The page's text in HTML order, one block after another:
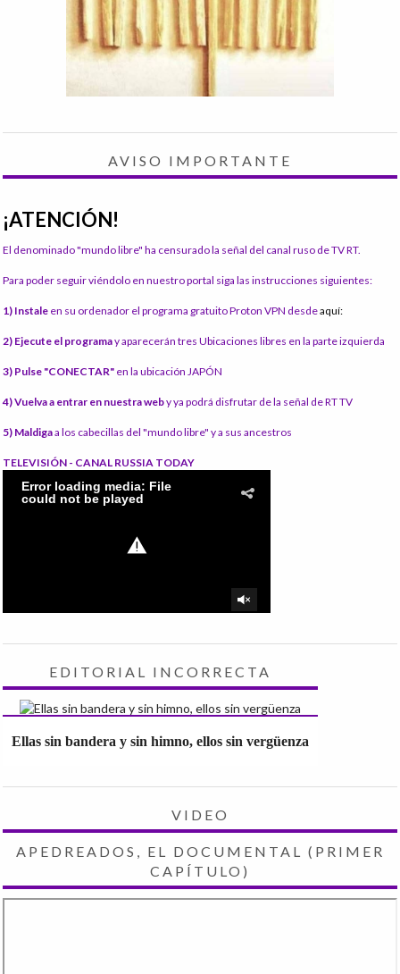
AVISO IMPORTANTE
¡ATENCIÓN!
El denominado "mundo libre" ha censurado la señal del canal ruso de TV RT.
Para poder seguir viéndolo en nuestro portal siga las instrucciones siguientes:
1) Instale en su ordenador el programa gratuito Proton VPN desdeaquí:
2) Ejecute el programay aparecerán tres Ubicaciones libres en la parte izquierda
3) Pulse "CONECTAR" en la ubicación JAPÓN
4) Vuelva a entrar en nuestra weby ya podrá disfrutar de la señal de RT TV
5) Maldigaa los cabecillas del "mundo libre" y a sus ancestros
TELEVISIÓN - CANAL RUSSIA TODAY
EDITORIAL INCORRECTA
Ellas sin bandera y sin himno, ellos sin vergüenza
VIDEO
APEDREADOS, EL DOCUMENTAL (PRIMER
CAPÍTULO)